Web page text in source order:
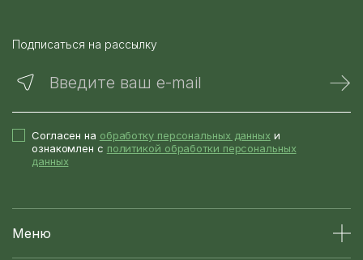
Подписаться на рассылку
Введите ваш e-mail
Согласен на обработку персональных данных и
ознакомлен с политикой обработки персональных
данных
Меню